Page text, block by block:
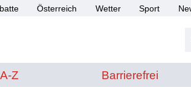
Österreich Wetter Sport
A bis Z
Z Barrierefrei
Barrierefrei